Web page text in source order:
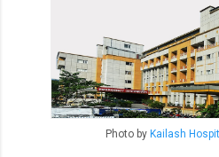
Photo by Kailash